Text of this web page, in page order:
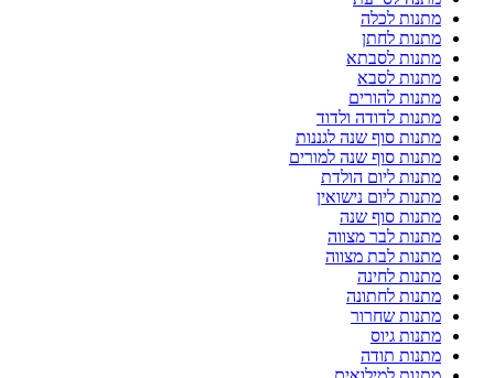
מתנות לכלה
מתנות לחתן
מתנות לסבתא
מתנות לסבא
מתנות להורים
מתנות לדודה ולדוד
מתנות סוף שנה לגננות
מתנות סוף שנה למורים
מתנות ליום הולדת
מתנות ליום נישואין
מתנות סוף שנה
מתנות לבר מצווה
מתנות לבת מצווה
מתנות לחינה
מתנות לחתונה
מתנות שחרור
מתנות גיוס
מתנות תודה